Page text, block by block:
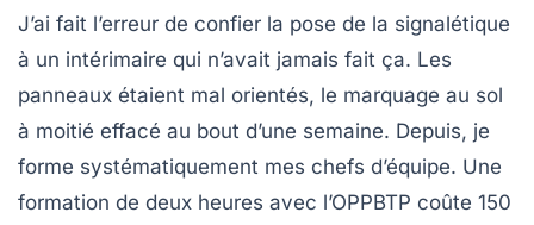
J’ai fait l’erreur de confier la pose de la signalétique
à un intérimaire qui n’avait jamais fait ça. Les
panneaux étaient mal orientés, le marquage au sol
à moitié effacé au bout d’une semaine. Depuis, je
forme systématiquement mes chefs d’équipe. Une
formation de deux heures avec l’OPPBTP coûte 150